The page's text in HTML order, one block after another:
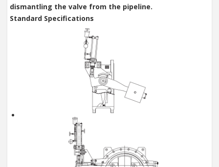
dismantling the valve from the pipeline.
Standard Specifications